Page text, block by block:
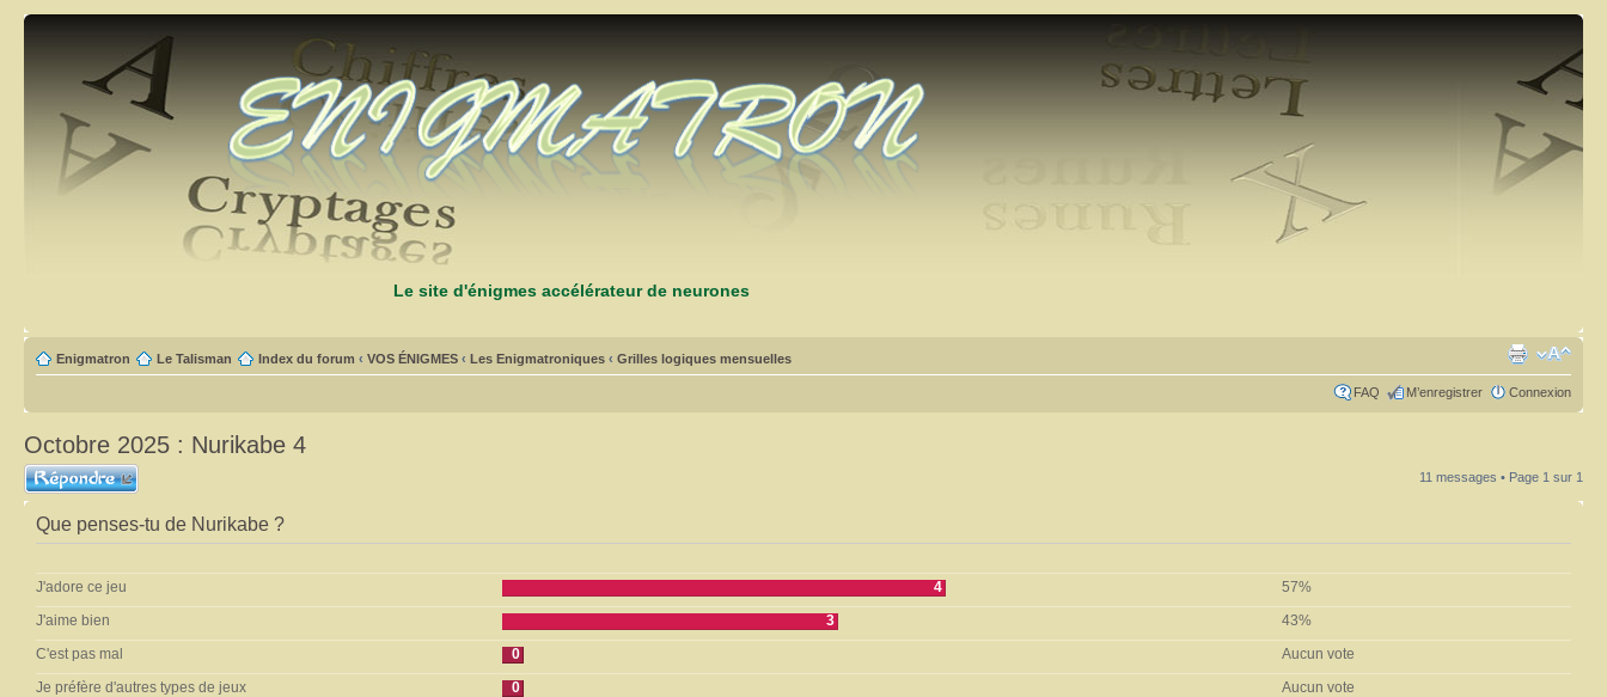
Le site d'énigmes accélérateur de neurones
Enigmatron Le Talisman Index du forum ‹ VOS ÉNIGMES ‹ Les Enigmatroniques ‹ Grilles logiques mensuelles
FAQ M’enregistrer Connexion
Octobre 2025 : Nurikabe 4
Répondre 11 messages • Page 1 sur 1
Que penses-tu de Nurikabe ?
J'adore ce jeu 4
57%
J'aime bien
3
43%
C'est pas mal
0
Aucun vote
Je préfère d'autres types de jeux
0
Aucun vote